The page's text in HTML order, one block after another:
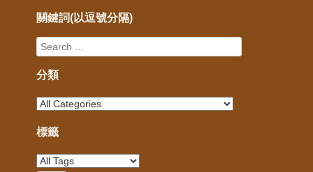
關鍵詞(以逗號分隔)
分類
標籤